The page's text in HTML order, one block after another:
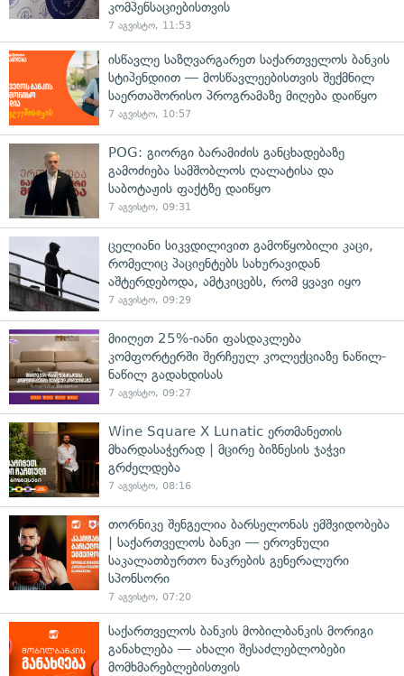
კომპენსაციებისთვის
7 აგვისტო, 11:53
ისწავლე საზღვარგარეთ საქართველოს ბანკის
სტიპენდიით — მოსწავლეებისთვის შექმნილ
საერთაშორისო პროგრამაზე მიღება დაიწყო
7 აგვისტო, 10:57
POG: გიორგი ბარამიძის განცხადებაზე
გამოძიება სამშობლოს ღალატისა და
საბოტაჟის ფაქტზე დაიწყო
7 აგვისტო, 09:31
ცელიანი სიკვდილივით გამოწყობილი კაცი,
რომელიც პაციენტებს სახურავიდან
აშტერდებოდა, ამტკიცებს, რომ ყვავი იყო
7 აგვისტო, 09:29
მიიღეთ 25%-იანი ფასდაკლება
კომფორტერში შერჩეულ კოლექციაზე ნაწილ-
ნაწილ გადახდისას
7 აგვისტო, 09:27
Wine Square X Lunatic ერთმანეთის
მხარდასაჭერად | მცირე ბიზნესის ჯაჭვი
გრძელდება
7 აგვისტო, 08:16
თორნიკე შენგელია ბარსელონას ემშვიდობება
| საქართველოს ბანკი — ეროვნული
საკალათბურთო ნაკრების გენერალური
სპონსორი
7 აგვისტო, 07:20
საქართველოს ბანკის მობილბანკის მორიგი
განახლება — ახალი შესაძლებლობები
მომხმარებლებისთვის